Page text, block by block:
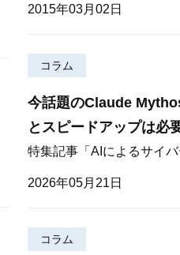
2015年03月02日
コラム
今話題のClaude
とスピードアップは必
特集記事「AIによるサイ
2026年05月21日
コラム